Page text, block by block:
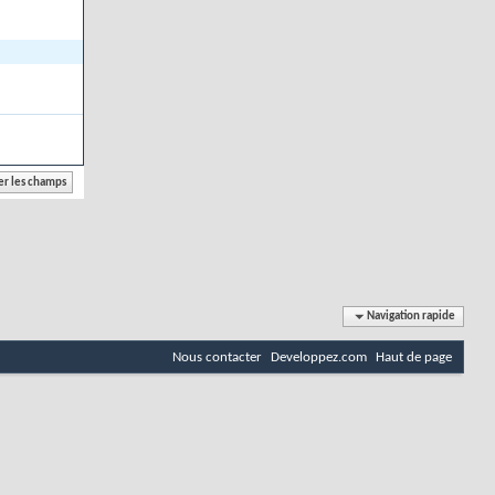
Navigation rapide
Nous contacter Developpez.com Haut de page